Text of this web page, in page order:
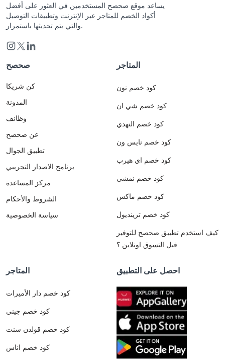
يساعد موقع صحصح المستخدمين في العثور على أفضل
أكواد الخصم للمتاجر عبر الإنترنت وتطبيقات التوصيل
والتي يتم تحديثها باستمرار.
صحصح
كن شريكا
المدونة
وظائف
عن صحصح
تطبيق الجوال
برنامج الاصدار التجريبي
مركز المساعدة
الشروط والأحكام
سياسة الخصوصية
المتاجر
كود خصم نون
كود خصم شي ان
كود خصم النهدي
كود خصم نايس ون
كود خصم اي هيرب
كود خصم نمشي
كود خصم ماكس
كود خصم ترينديول
كيف استخدم تطبيق صحصح للتوفير
قبل التسوق اونلاين ؟
المتاجر
كود خصم دار الأميرات
كود خصم جيني
كود خصم قولدن سنت
كود خصم اناس
احصل على التطبيق